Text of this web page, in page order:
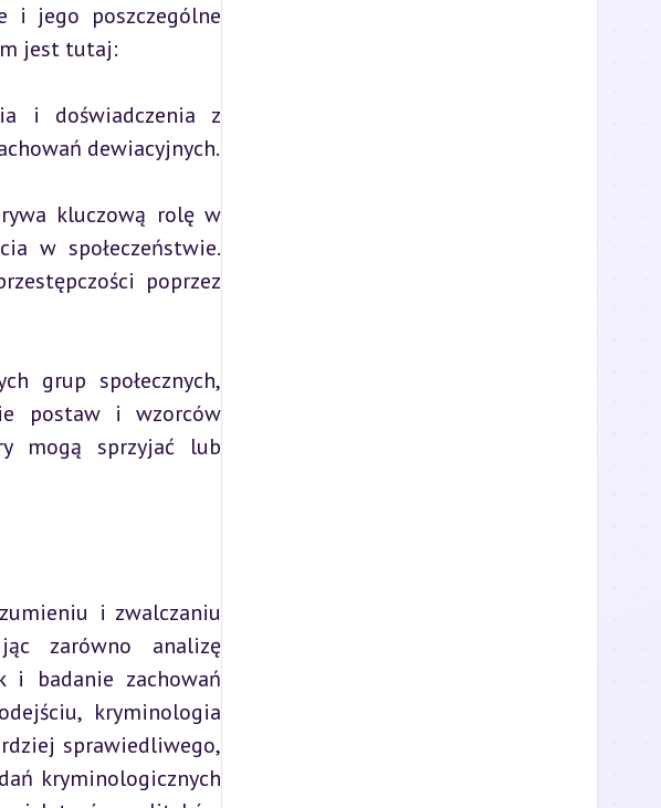
i jego poszczególne
jest tutaj:
i doświadczenia z
dewiacyjnych.
kluczową rolę w
w społeczeństwie.
poprzez
grup społecznych,
postaw i wzorców
mogą sprzyjać lub
i zwalczaniu
zarówno analizę
i badanie zachowań
kryminologia
sprawiedliwego,
kryminologicznych